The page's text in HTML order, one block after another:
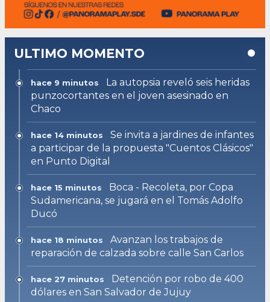
ULTIMO MOMENTO
hace 9 minutos
La autopsia reveló seis heridas
punzocortantes en el joven asesinado en
Chaco
hace 14 minutos
Se invita a jardines de infantes
a participar de la propuesta "Cuentos Clásicos"
en Punto Digital
hace 15 minutos
Boca - Recoleta, por Copa
Sudamericana, se jugará en el Tomás Adolfo
Ducó
hace 18 minutos
Avanzan los trabajos de
reparación de calzada sobre calle San Carlos
hace 27 minutos
Detención por robo de 400
dólares en San Salvador de Jujuy